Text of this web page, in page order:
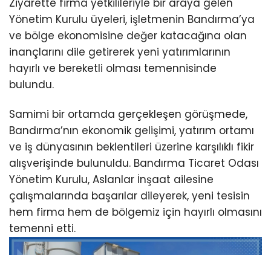
Yönetim Kurulu üyeleri, işletmenin Bandırma’ya
ve bölge ekonomisine değer katacağına olan
inançlarını dile getirerek yeni yatırımlarının
hayırlı ve bereketli olması temennisinde
bulundu.
Samimi bir ortamda gerçekleşen görüşmede,
Bandırma’nın ekonomik gelişimi, yatırım ortamı
ve iş dünyasının beklentileri üzerine karşılıklı fikir
alışverişinde bulunuldu. Bandırma Ticaret Odası
Yönetim Kurulu, Aslanlar İnşaat ailesine
çalışmalarında başarılar dileyerek, yeni tesisin
hem firma hem de bölgemiz için hayırlı olmasını
temenni etti.